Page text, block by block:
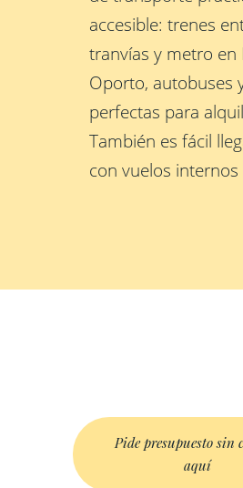
accesible: trenes
tranvías y metro en
Oporto, autobuses
perfectas para
También es fácil
con vuelos
Pide presupuesto sin
aquí